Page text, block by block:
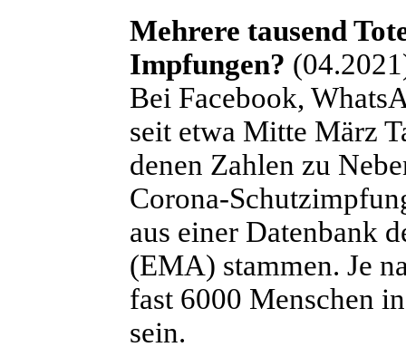
Mehrere tausend
Impfungen?
Bei Facebook,
seit etwa Mitte März
denen Zahlen zu
Corona-
aus einer Datenbank
(EMA) stammen. Je
fast 6000 Menschen
sein.